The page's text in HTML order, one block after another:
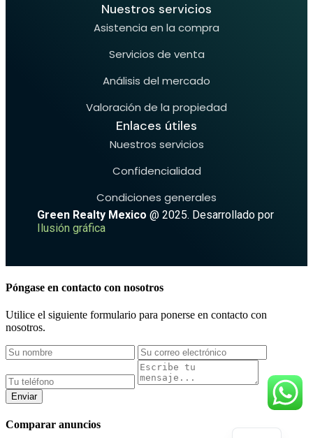
Nuestros servicios
Asistencia en la compra
Servicios de venta
Análisis del mercado
Valoración de la propiedad
Enlaces útiles
Nuestros servicios
Confidencialidad
Condiciones generales
Green Realty Mexico @ 2025. Desarrollado por
Ilusión gráfica
Póngase en contacto con nosotros
Utilice el siguiente formulario para ponerse en contacto con
nosotros.
Enviar
Comparar anuncios